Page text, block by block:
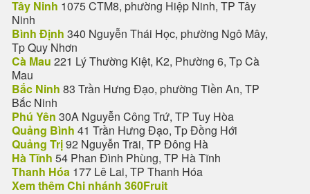
Tây Ninh 1075 CTM8, phường Hiệp Ninh, TP Tây
Ninh
Bình Định 340 Nguyễn Thái Học, phường Ngô Mây,
Tp Quy Nhơn
Cà Mau 221 Lý Thường Kiệt, K2, Phường 6, Tp Cà
Mau
Bắc Ninh 83 Trần Hưng Đạo, phường Tiền An, TP
Bắc Ninh
Phú Yên 30A Nguyễn Công Trứ, TP Tuy Hòa
Quảng Bình 41 Trần Hưng Đạo, Tp Đồng Hới
Quảng Trị92 Nguyễn Trãi, TP Đông Hà
Hà Tĩnh 54 Phan Đình Phùng, TP Hà Tĩnh
Thanh Hóa 177 Lê Lai, TP Thanh Hóa
Xem thêm Chi nhánh 360Fruit